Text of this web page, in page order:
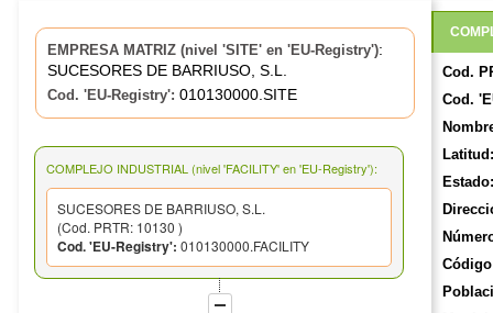
EMPRESA MATRIZ (nivel 'SITE' en 'EU-Registry'):
SUCESORES DE BARRIUSO, S.L.
Cod. 'EU-Registry': 010130000.SITE
COMPLEJO INDUSTRIAL (nivel 'FACILITY' en 'EU-Registry'):
SUCESORES DE BARRIUSO, S.L.
(Cod. PRTR: 10130 )
Cod. 'EU-Registry': 010130000.FACILITY
Cod.
Cod.
Latitud:
Estado: